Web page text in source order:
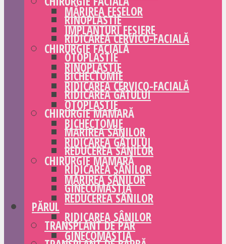
RINOPLASTIE
RIDICAREA CERVICO-FACIALĂ
OTOPLASTIE
BICHECTOMIE
RIDICAREA GÂTULUI
CHIRURGIE MAMARĂ
MĂRIREA SÂNILOR
REDUCEREA SÂNILOR
RIDICAREA SÂNILOR
GINECOMASTIA
PĂRUL
TRANSPLANT DE PĂR
MĂRIREA FESELOR
IMPLANTURI FESIERE
CHIRURGIE FACIALĂ
RINOPLASTIE
RIDICAREA CERVICO-FACIALĂ
OTOPLASTIE
BICHECTOMIE
RIDICAREA GÂTULUI
CHIRURGIE MAMARĂ
MĂRIREA SÂNILOR
REDUCEREA SÂNILOR
RIDICAREA SÂNILOR
GINECOMASTIA